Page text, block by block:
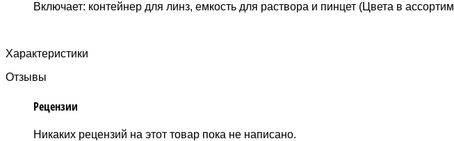
Включает: контейнер для линз, емкость для раствора и пинцет (Цвета в
Характеристики
Отзывы
Рецензии
Никаких рецензий на этот товар пока не написано.